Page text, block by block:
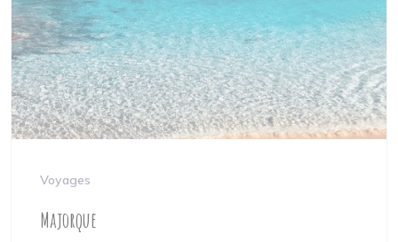
Voyages
Majorque